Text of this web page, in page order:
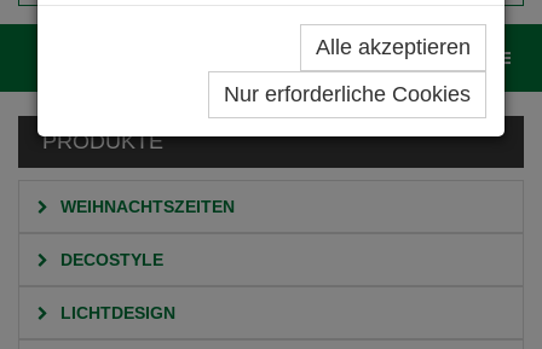
Alle akzeptieren
Nur erforderliche Cookies
PRODUKTE
WEIHNACHTSZEITEN
DECOSTYLE
LICHTDESIGN